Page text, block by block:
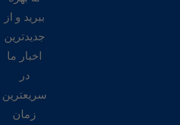
ببرید و از
جدیدترین
اخبار ما
در
سریعترین
زمان